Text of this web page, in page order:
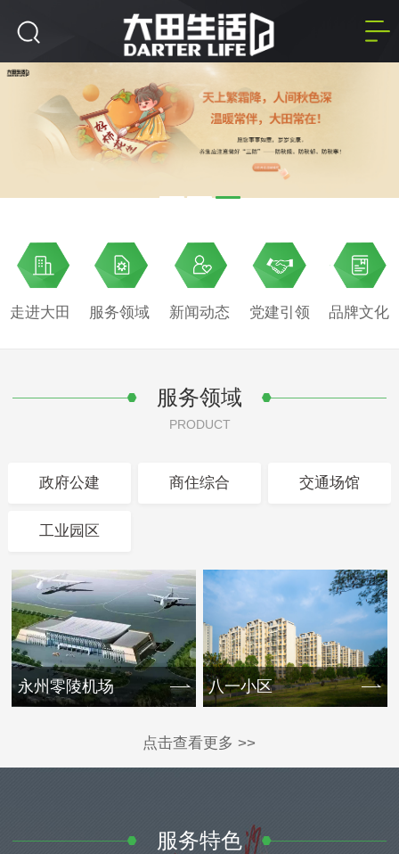
走进大田 服务领域 新闻动态 党建引领 品牌文化
服务领域
PRODUCT
政府公建 商住综合 交通场馆
工业园区
永州零陵机场 八一小区
点击查看更多 >>
服务特色